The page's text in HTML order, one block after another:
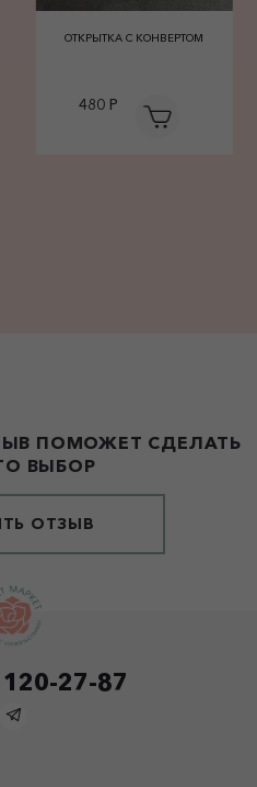
ОТКРЫТКА С КОНВЕРТОМ
480 Р
ПОМОЖЕТ СДЕЛАТЬ
ВЫБОР
ОТЗЫВ
27-87